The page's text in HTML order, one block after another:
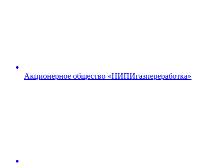
Акционерное общество «НИПИгазпереработка»